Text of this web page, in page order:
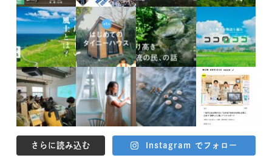
さらに読み込む Instagram でフォロー